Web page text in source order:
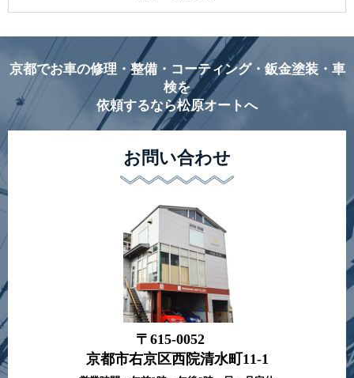
京都でお車の修理・整備・コーティング・鈑金塗装・車
検を
依頼するなら松原オートへ
お問い合わせ
〒615-0052
京都市右京区西院清水町11-1